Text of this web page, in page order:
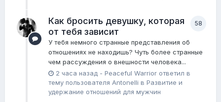
58
Как бросить девушку, которая
от тебя зависит
У тебя немного странные представления об
отношениях не находишь? Чуть более странные
чем рассуждения о внешности человека...
2 часа назад - Peaceful Warrior ответил в
тему пользователя Antonelli в Pазвитие и
удержание отношений для мужчин